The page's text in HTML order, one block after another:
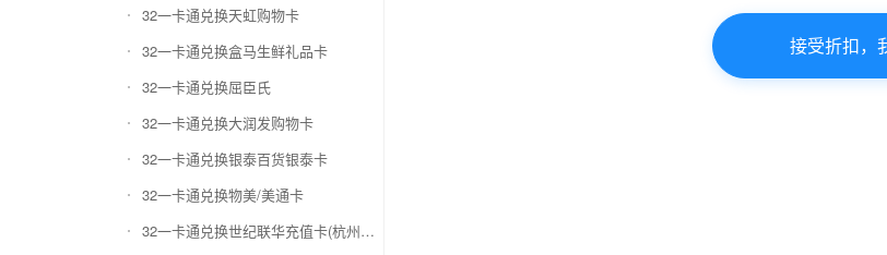
32一卡通兑换天虹购物卡
32一卡通兑换盒马生鲜礼品卡
32一卡通兑换屈臣氏
32一卡通兑换大润发购物卡
32一卡通兑换银泰百货银泰卡
32一卡通兑换物美/美通卡
32一卡通兑换世纪联华充值卡(杭州联华)
接受折扣，